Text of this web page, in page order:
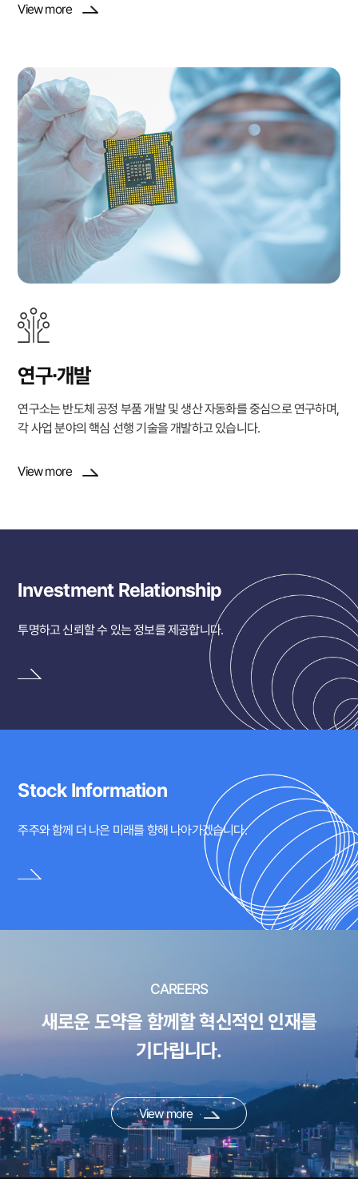
View more
연구∙개발
연구소는 반도체 공정 부품 개발 및 생산 자동화를 중심으로 연구하며,
각 사업 분야의 핵심 선행 기술을 개발하고 있습니다.
View more
Investment Relationship
투명하고 신뢰할 수 있는 정보를 제공합니다.
Stock Information
주주와 함께 더 나은 미래를 향해 나아가겠습니다.
CAREERS
새로운 도약을 함께할 혁신적인 인재를
기다립니다.
View more